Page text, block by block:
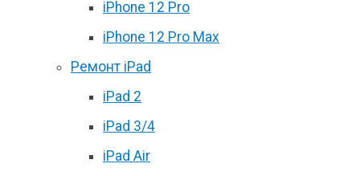
iPhone 12 Pro
iPhone 12 Pro Max
Ремонт iPad
iPad 2
iPad 3/4
iPad Air